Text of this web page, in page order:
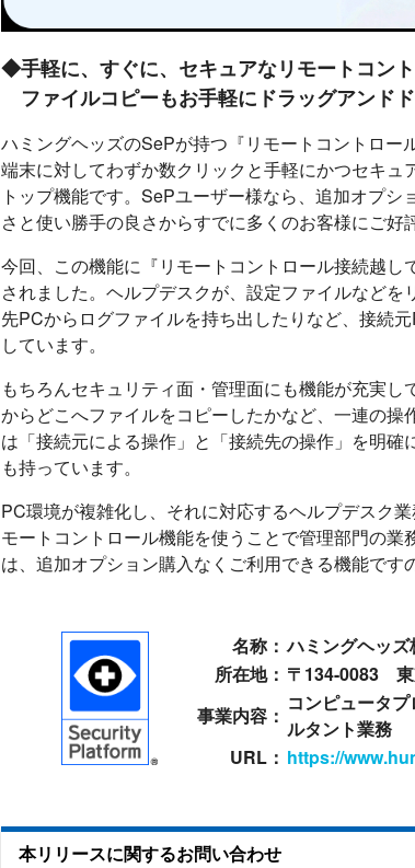
◆手軽に、すぐに、セキュアなリモートコン
ファイルコピーもお手軽にドラッグアンド
ハミングヘッズのSePが持つ『リモートコントロー
端末に対してわずか数クリックと手軽にかつセキュ
トップ機能です。SePユーザー様なら、追加オプ
さと使い勝手の良さからすでに多くのお客様にご好
今回、この機能に『リモートコントロール接続越
されました。ヘルプデスクが、設定ファイルなど
先PCからログファイルを持ち出したりなど、接続
しています。
もちろんセキュリティ面・管理面にも機能が充実
からどこへファイルをコピーしたかなど、一連の
は「接続元による操作」と「接続先の操作」を明
も持っています。
PC環境が複雑化し、それに対応するヘルプデスク
モートコントロール機能を使うことで管理部門の
は、追加オプション購入なくご利用できる機能です
名称： ハミングヘッ
所在地： 〒134-0083 東
事業内容：
コンピュータ
ルタント業務
URL： https://
本リリースに関するお問い合わせ